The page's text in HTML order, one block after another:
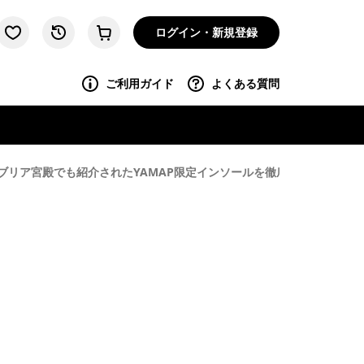
ログイン・新規登録
ご利用ガイド よくある質問
ア宮殿でも紹介されたYAMAP限定インソールを徹底解説